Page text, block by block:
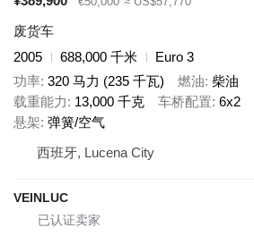
废货车
2005
688,000 千米
Euro 3
功率 320 马力 (235 千瓦) 燃油 柴油
载重能力
13,000 千克 车桥配置 6x2
悬架 弹簧/空气
西班牙, Lucena City
VEINLUC